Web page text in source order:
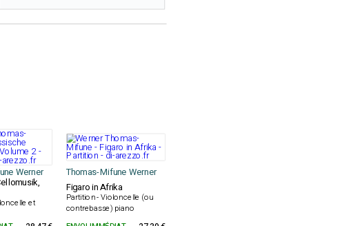
Werner Thomas-Mifune Werner
et
Figaro in Afrika
Partition - Violoncelle (ou
contrebasse) piano